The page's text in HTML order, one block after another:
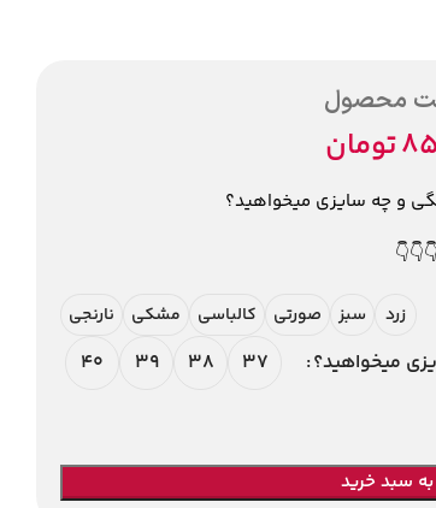
محصول
تومان
و چه سایزی میخواهید؟
👇👇👇
زرد سبز صورتی کالباسی مشکی نارنجی
میخواهید؟ 37
38
39
40
سبد خرید